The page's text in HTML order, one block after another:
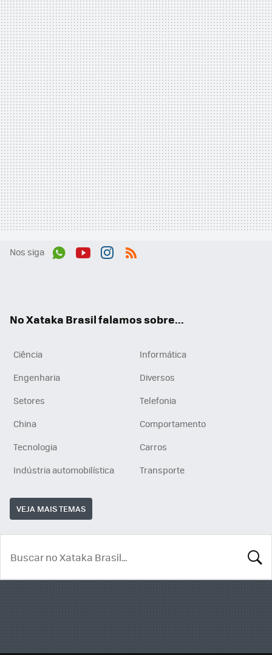
Nos siga
No Xataka Brasil falamos sobre...
Ciência
Informática
Engenharia
Diversos
Setores
Telefonia
China
Comportamento
Tecnologia
Carros
Indústria automobilística
Transporte
VEJA MAIS TEMAS